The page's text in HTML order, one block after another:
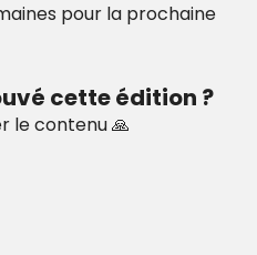
pour la prochaine
cette édition ?
le contenu 🙏